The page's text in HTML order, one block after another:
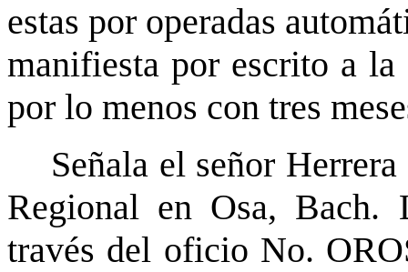
estas por operadas
manifiesta por escrito a
por lo menos con tres
Señala el señor
Regional en Osa, Bach.
través del oficio No.